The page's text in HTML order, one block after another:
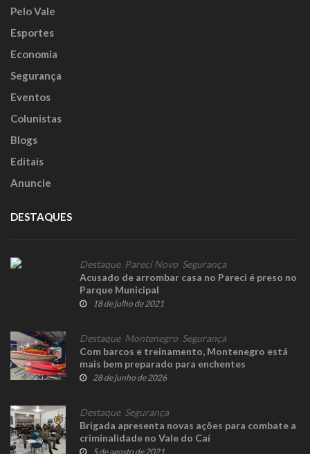
Pelo Vale
Esportes
Economia
Segurança
Eventos
Colunistas
Blogs
Editais
Anuncie
DESTAQUES
Destaque, Pareci Novo Segurança
Acusado de arrombar casa no Pareci é preso no
Parque Municipal
18 de julho de 2021
Destaque, Montenegro Segurança
Com barcos e treinamento, Montenegro está
mais bem preparado para enchentes
28 de junho de 2026
Destaque, Segurança
Brigada apresenta novas ações para combate a
criminalidade no Vale do Caí
5 de agosto de 2021